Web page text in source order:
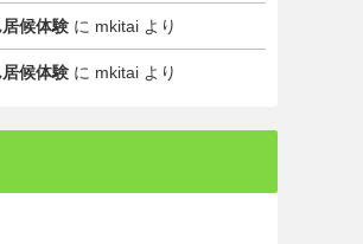
候体験 に mkitai より
候体験 に mkitai より